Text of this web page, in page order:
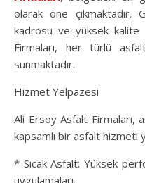
olarak öne çıkmaktadır.
kadrosu ve yüksek
Firmaları, her türlü
sunmaktadır.
Hizmet Yelpazesi
Ali Ersoy Asfalt Firmaları,
kapsamlı bir asfalt hizmeti
* Sıcak Asfalt: Yüksek